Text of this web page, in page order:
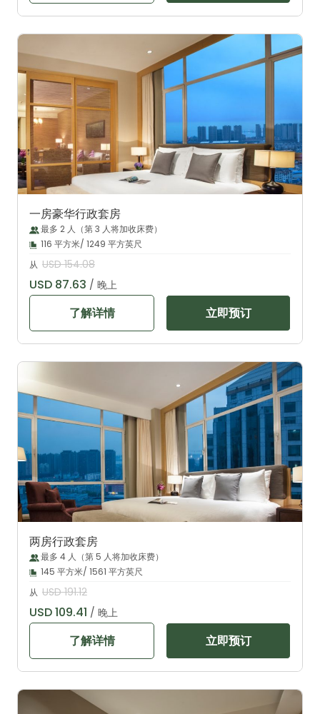
一房豪华行政套房
最多 2 人（第 3 人将加收床费）
116 平方米/ 1249 平方英尺
从 USD 154.08
USD 87.63 / 晚上
了解详情 立即预订
两房行政套房
最多 4 人（第 5 人将加收床费）
145 平方米/ 1561 平方英尺
从 USD 191.12
USD 109.41 / 晚上
了解详情 立即预订